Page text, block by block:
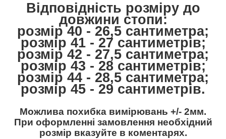
Відповідність розміру до
довжини стопи:
розмір 40 - 26,5 сантиметра;
розмір 41 - 27 сантиметрів;
розмір 42 - 27,5 сантиметра;
розмір 43 - 28 сантиметрів;
розмір 44 - 28,5 сантиметра;
розмір 45 - 29 сантиметрів.
Можлива похибка вимірювань +/- 2мм.
При оформленні замовлення необхідний
розмір вказуйте в коментарях.